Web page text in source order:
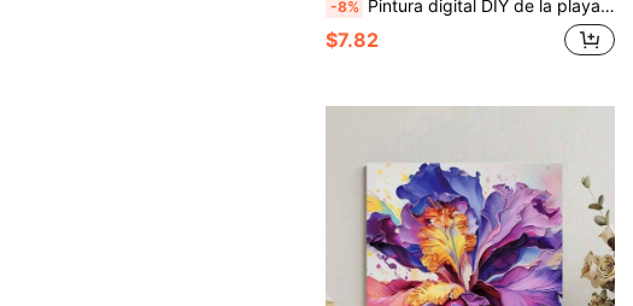
-8% Pintura digital DIY de la playa: Ilumina la vida creativa, representa un mundo colorido. Pintura digital DIY, embárcate en tu viaje artístico. Es la fusión perfecta de creatividad y diversión, una opción ideal para la interacción y el intercambio de parejas. Con una identificación numérica clara, incluso sin ningún antecedente de pintura, puedes comenzar fácilmente, todos pueden convertirse en artistas.
$7.82